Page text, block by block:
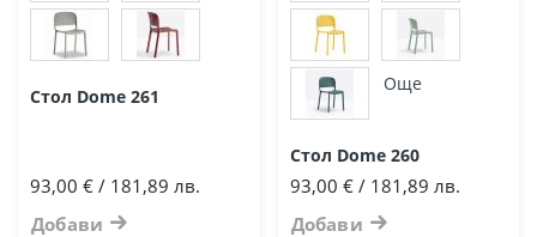
Стол Dome 261
93,00 € / 181,89 лв.
Добави
Още
Стол Dome 260
93,00 € / 181,89 лв.
Добави